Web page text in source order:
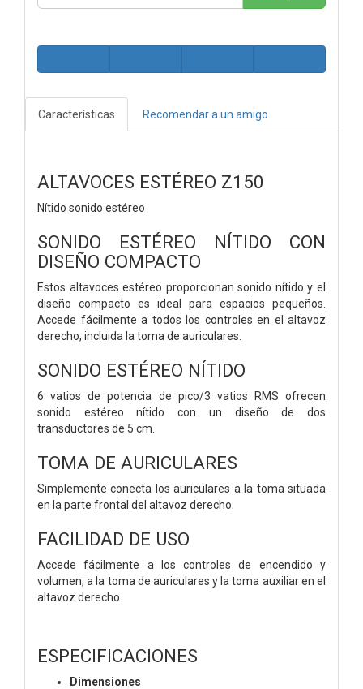
Características Recomendar a un amigo
ALTAVOCES ESTÉREO Z150
Nítido sonido estéreo
SONIDO ESTÉREO NÍTIDO CON
DISEÑO COMPACTO
Estos altavoces estéreo proporcionan sonido nítido y el
diseño compacto es ideal para espacios pequeños.
Accede fácilmente a todos los controles en el altavoz
derecho, incluida la toma de auriculares.
SONIDO ESTÉREO NÍTIDO
6 vatios de potencia de pico/3 vatios RMS ofrecen
sonido estéreo nítido con un diseño de dos
transductores de 5 cm.
TOMA DE AURICULARES
Simplemente conecta los auriculares a la toma situada
en la parte frontal del altavoz derecho.
FACILIDAD DE USO
Accede fácilmente a los controles de encendido y
volumen, a la toma de auriculares y la toma auxiliar en el
altavoz derecho.
ESPECIFICACIONES
Dimensiones